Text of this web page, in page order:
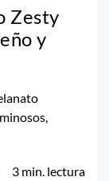
Zesty
y
3 min. lectura